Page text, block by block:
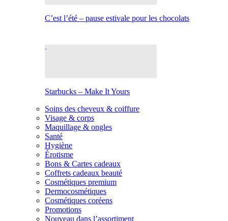
C’est l’été – pause estivale pour les chocolats
Starbucks – Make It Yours
Soins des cheveux & coiffure
Visage & corps
Maquillage & ongles
Santé
Hygiène
Érotisme
Bons & Cartes cadeaux
Coffrets cadeaux beauté
Cosmétiques premium
Dermocosmétiques
Cosmétiques coréens
Promotions
Nouveau dans l’assortiment